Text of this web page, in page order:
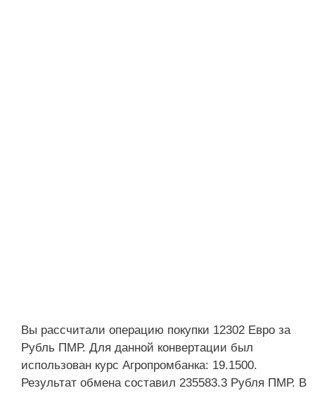
Вы рассчитали операцию покупки 12302 Евро за
Рубль ПМР. Для данной конвертации был
использован курс Агропромбанка: 19.1500.
Результат обмена составил 235583.3 Рубля ПМР. В